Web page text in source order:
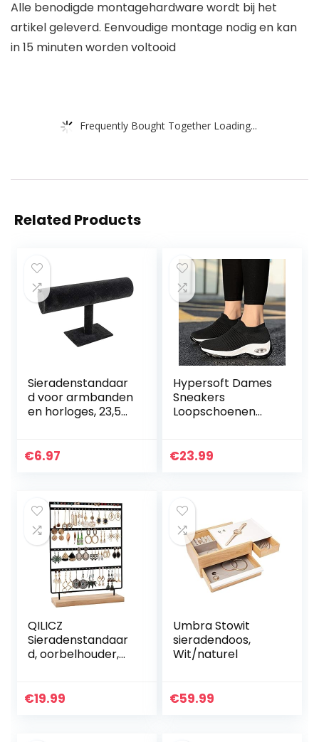
Alle benodigde montagehardware wordt bij het
artikel geleverd. Eenvoudige montage nodig en kan
in 15 minuten worden voltooid
Frequently Bought Together Loading...
Related Products
Sieradenstandaar
d voor armbanden
en horloges, 23,5
look
€6.97
Hypersoft Dames
Sneakers
Loopschoenen
Sport, Sok
€23.99
QILICZ
Sieradenstandaar
d, oorbelhouder,
5 etages, metalen
€19.99
Umbra Stowit
sieradendoos,
Wit/naturel
€59.99